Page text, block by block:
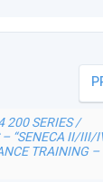
200 SERIES /
– “SENECA II/III/
TRAINING –